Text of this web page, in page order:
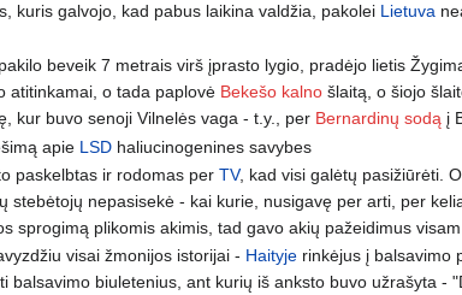
kuris galvojo, kad pabus laikina valdžia, pakolei Lietuva
pakilo beveik 7 metrais virš įprasto lygio, pradėjo lietis
atitinkamai, o tada paplovė Bekešo kalno šlaitą, o šiojo
kur buvo senoji Vilnelės vaga - t.y., per Bernardinų sodą į
apie LSD haliucinogenines savybes
paskelbtas ir rodomas perTV, kad visi galėtų pasižiūrėti.
nepasisekė - kai kurie, nusigavę per arti, per
sprogimą plikomis akimis, tad gavo akių pažeidimus visam
visai žmonijos istorijai - Haityje rinkėjus į balsavimo
balsavimo biuletenius, ant kurių iš anksto buvo užrašyta -